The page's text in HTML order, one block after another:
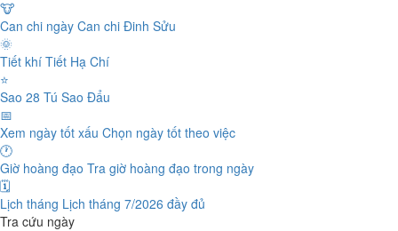
🐮
Can chi ngày Can chi Đinh Sửu
🌞
Tiết khí Tiết Hạ Chí
⭐
Sao 28 Tú Sao Đẩu
📅
Xem ngày tốt xấu Chọn ngày tốt theo việc
🕐
Giờ hoàng đạo Tra giờ hoàng đạo trong ngày
🗓️
Lịch tháng Lịch tháng 7/2026 đầy đủ
Tra cứu ngày